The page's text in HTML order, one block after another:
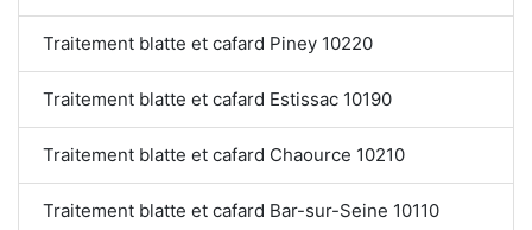
Traitement blatte et cafard Piney 10220
Traitement blatte et cafard Estissac 10190
Traitement blatte et cafard Chaource 10210
Traitement blatte et cafard Bar-sur-Seine 10110